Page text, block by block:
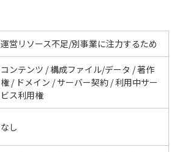
運営リソース不足/別事業に注力するため
コンテンツ / 構成ファイル/データ / 著作
権 / ドメイン / サーバー契約 / 利用中サー
ビス利用権
なし